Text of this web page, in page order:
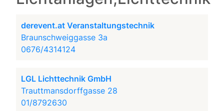
derevent.at Veranstaltungstechnik
Braunschweiggasse 3a
0676/4314124
LGL Lichttechnik GmbH
Trauttmansdorffgasse 28
01/8792630